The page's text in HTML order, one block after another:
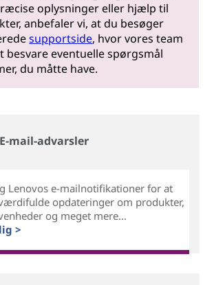
oplysninger eller hjælp til
anbefaler vi, at du besøger
supportside, hvor vores team
besvare eventuelle spørgsmål
du måtte have.
E-mail-advarsler
Lenovos e-mailnotifikationer for at
opdateringer om produkter,
og meget mere...
>